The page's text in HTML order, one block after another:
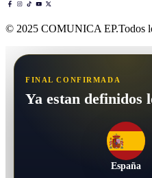
© 2025 COMUNICA EP.Todos
FINAL CONFIRMADA
Ya estan definidos
España